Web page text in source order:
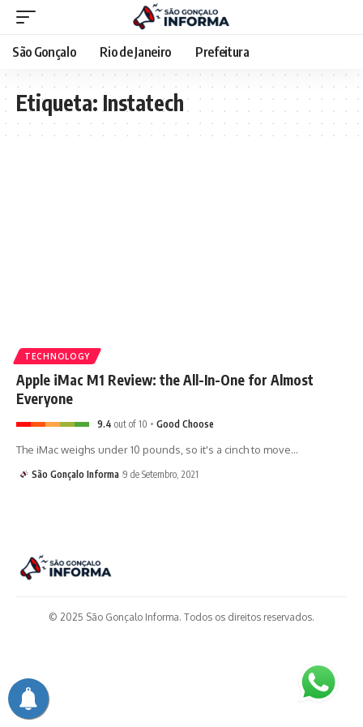
São Gonçalo Rio de Janeiro Prefeitura
Etiqueta:Instatech
TECHNOLOGY
Apple iMac M1 Review: the All-In-One for Almost
Everyone
9.4 out of 10 Good Choose
The iMac weighs under 10 pounds, so it's a cinch to move…
São Gonçalo Informa 9 de Setembro, 2021
© 2025 São Gonçalo Informa. Todos os direitos reservados.